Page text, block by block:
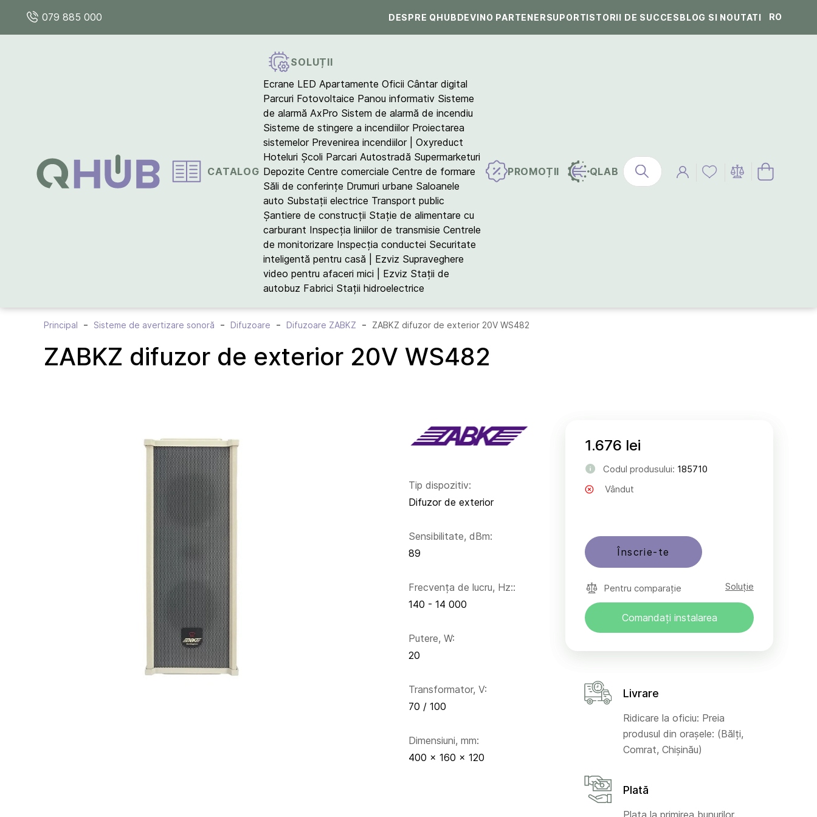
079 885 000 DESPRE QHUBDEVINO PARTENERSUPORTISTORII DE SUCCESBLOG SI NOUTATI RO
CATALOG
SOLUȚII
Ecrane LED Apartamente Oficii Cântar digital
Parcuri Fotovoltaice Panou informativ Sisteme
de alarmă AxPro Sistem de alarmă de incendiu
Sisteme de stingere a incendiilor Proiectarea
sistemelor Prevenirea incendiilor | Oxyreduct
Hoteluri Școli Parcari Autostradă Supermarketuri
Depozite Centre comerciale Centre de formare
Săli de conferințe Drumuri urbane Saloanele
auto Substații electrice Transport public
Șantiere de construcții Stație de alimentare cu
carburant Inspecția liniilor de transmisie Centrele
de monitorizare Inspecția conductei Securitate
inteligentă pentru casă | Ezviz Supraveghere
video pentru afaceri mici | Ezviz Stații de
autobuz Fabrici Stații hidroelectrice
PROMOȚII QLAB
Principal Sisteme de avertizare sonoră Difuzoare Difuzoare ZABKZ ZABKZ difuzor de exterior 20V WS482
ZABKZ difuzor de exterior 20V WS482
Tip dispozitiv:
Difuzor de exterior
Sensibilitate, dBm:
89
Frecvența de lucru, Hz::
140 - 14 000
Putere, W:
20
Transformator, V:
70 / 100
Dimensiuni, mm:
400 x 160 x 120
1.676 lei
Codul produsului: 185710
Vândut
Înscrie-te
Pentru comparație Soluție
Comandați instalarea
Livrare
Ridicare la oficiu: Preia
produsul din orașele: (Bălți,
Comrat, Chișinău)
Plată
Plata la primirea bunurilor,